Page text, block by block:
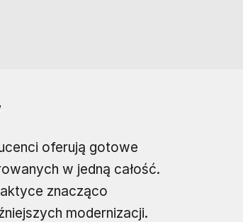
oferują gotowe
w jedną całość.
znacząco
modernizacji.